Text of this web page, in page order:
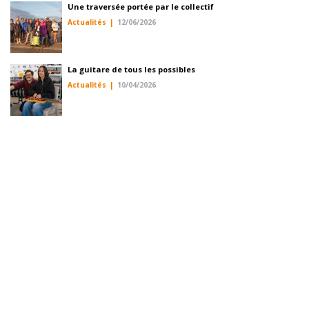
Une traversée portée par le collectif
Actualités 12/06/2026
La guitare de tous les possibles
Actualités 10/04/2026